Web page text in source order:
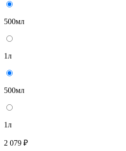
500мл
1л
500мл
1л
2 079 ₽